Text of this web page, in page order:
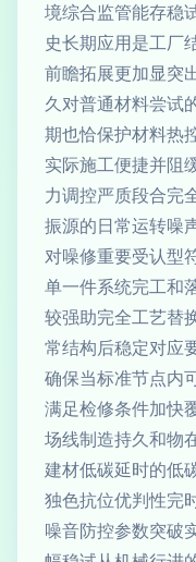
境综合监管能存稳
史长期应用是工厂
前瞻拓展更加显突
久对普通材料尝试
期也恰保护材料热
实际施工便捷并阻
力调控严质段合完
振源的日常运转噪
对噪修重要受认型
单一件系统完工和
较强助完全工艺替
常结构后稳定对应
确保当标准节点内
满足检修条件加快
场线制造持久和物
建材低碳延时的低
独色抗位优判性完
噪音防控参数突破